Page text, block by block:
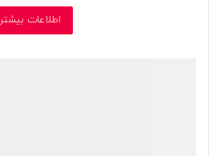
اطلاعات بیشتر